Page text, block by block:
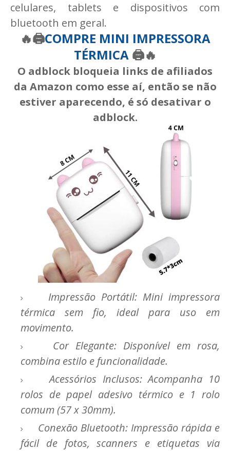
celulares, tablets e dispositivos com
bluetooth em geral.
🔥🖨️COMPRE MINI IMPRESSORA
TÉRMICA 🖨️🔥
O adblock bloqueia links de afiliados
da Amazon como esse aí, então se não
estiver aparecendo, é só desativar o
adblock.
Impressão Portátil: Mini impressora
térmica sem fio, ideal para uso em
movimento.
Cor Elegante: Disponível em rosa,
combina estilo e funcionalidade.
Acessórios Inclusos: Acompanha 10
rolos de papel adesivo térmico e 1 rolo
comum (57 x 30mm).
Conexão Bluetooth: Impressão rápida e
fácil de fotos, scanners e etiquetas via